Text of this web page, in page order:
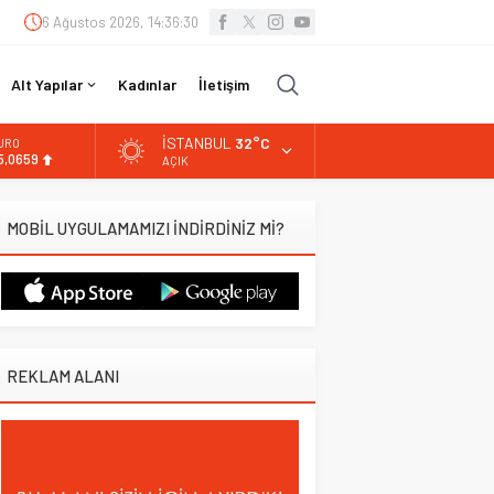
6 Ağustos 2026, 14:36:31
Alt Yapılar Kadınlar İletişim
İSTANBUL 32°C
AÇIK
MOBİL UYGULAMAMIZI İNDİRDİNİZ Mİ?
REKLAM ALANI